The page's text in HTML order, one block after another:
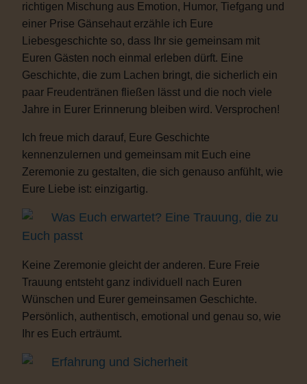
richtigen Mischung aus Emotion, Humor, Tiefgang und
einer Prise Gänsehaut erzähle ich Eure
Liebesgeschichte so, dass Ihr sie gemeinsam mit
Euren Gästen noch einmal erleben dürft. Eine
Geschichte, die zum Lachen bringt, die sicherlich ein
paar Freudentränen fließen lässt und die noch viele
Jahre in Eurer Erinnerung bleiben wird. Versprochen!
Ich freue mich darauf, Eure Geschichte
kennenzulernen und gemeinsam mit Euch eine
Zeremonie zu gestalten, die sich genauso anfühlt, wie
Eure Liebe ist: einzigartig.
Was Euch erwartet? Eine Trauung, die zu
Euch passt
Keine Zeremonie gleicht der anderen. Eure Freie
Trauung entsteht ganz individuell nach Euren
Wünschen und Eurer gemeinsamen Geschichte.
Persönlich, authentisch, emotional und genau so, wie
Ihr es Euch erträumt.
Erfahrung und Sicherheit